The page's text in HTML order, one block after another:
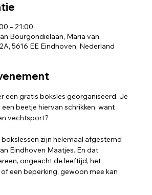
– 21:00
Bourgondiëlaan, Maria van
5616 EE Eindhoven, Nederland
een gratis boksles georganiseerd. Je
beetje hiervan schrikken, want
vechtsport?
zijn helemaal afgestemd
Eindhoven Maatjes. En dat
ongeacht de leeftijd, het
een beperking, gewoon mee kan